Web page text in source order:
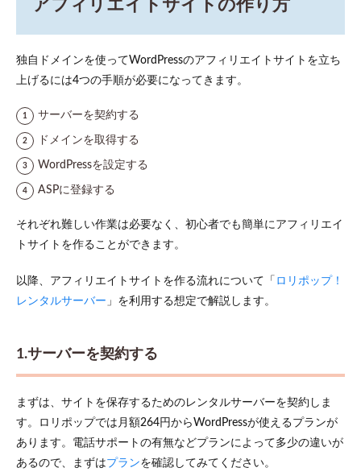
アフィリエイトサイトの作り方
独自ドメインを使ってWordPressのアフィリエイトサイトを立ち
上げるには4つの手順が必要になってきます。
サーバーを契約する
ドメインを取得する
WordPressを設定する
ASPに登録する
それぞれ難しい作業は必要なく、初心者でも簡単にアフィリエイ
トサイトを作ることができます。
以降、アフィリエイトサイトを作る流れについて「 ロリポップ！
レンタルサーバー 」を利用する想定で解説します。
1.サーバーを契約する
まずは、サイトを保存するためのレンタルサーバーを契約しま
す。ロリポップでは月額264円からWordPressが使えるプランが
あります。電話サポートの有無などプランによって多少の違いが
あるので、まずはプランを確認してみてください。